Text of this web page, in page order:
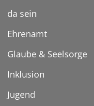
da sein
Ehrenamt
Glaube & Seelsorge
Inklusion
Jugend